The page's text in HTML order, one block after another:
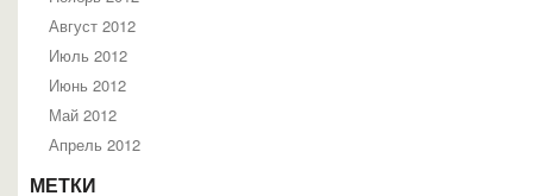
Август 2012
Июль 2012
Июнь 2012
Май 2012
Апрель 2012
МЕТКИ